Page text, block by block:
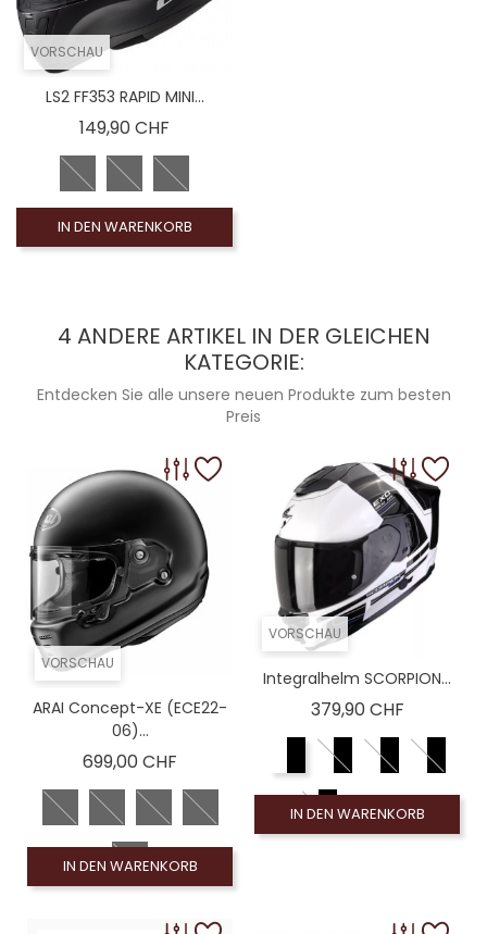
VORSCHAU
LS2 FF353 RAPID MINI...
149,90 CHF
IN DEN WARENKORB
4 ANDERE ARTIKEL IN DER GLEICHEN
KATEGORIE:
Entdecken Sie alle unsere neuen Produkte zum besten
Preis
VORSCHAU
ARAI Concept-XE (ECE22-
06)...
699,00 CHF
IN DEN WARENKORB
VORSCHAU
Integralhelm SCORPION...
379,90 CHFPreis
IN DEN WARENKORB